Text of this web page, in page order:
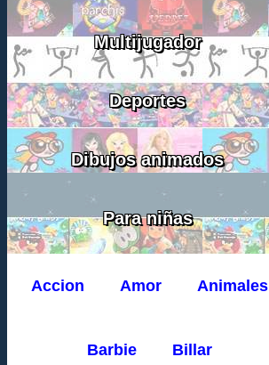
Multijugador
Deportes
Dibujos animados
Para niñas
Accion Amor Animales
Barbie Billar